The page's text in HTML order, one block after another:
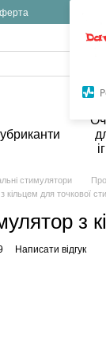
стимулятори
для точкової
з
Написати відгук